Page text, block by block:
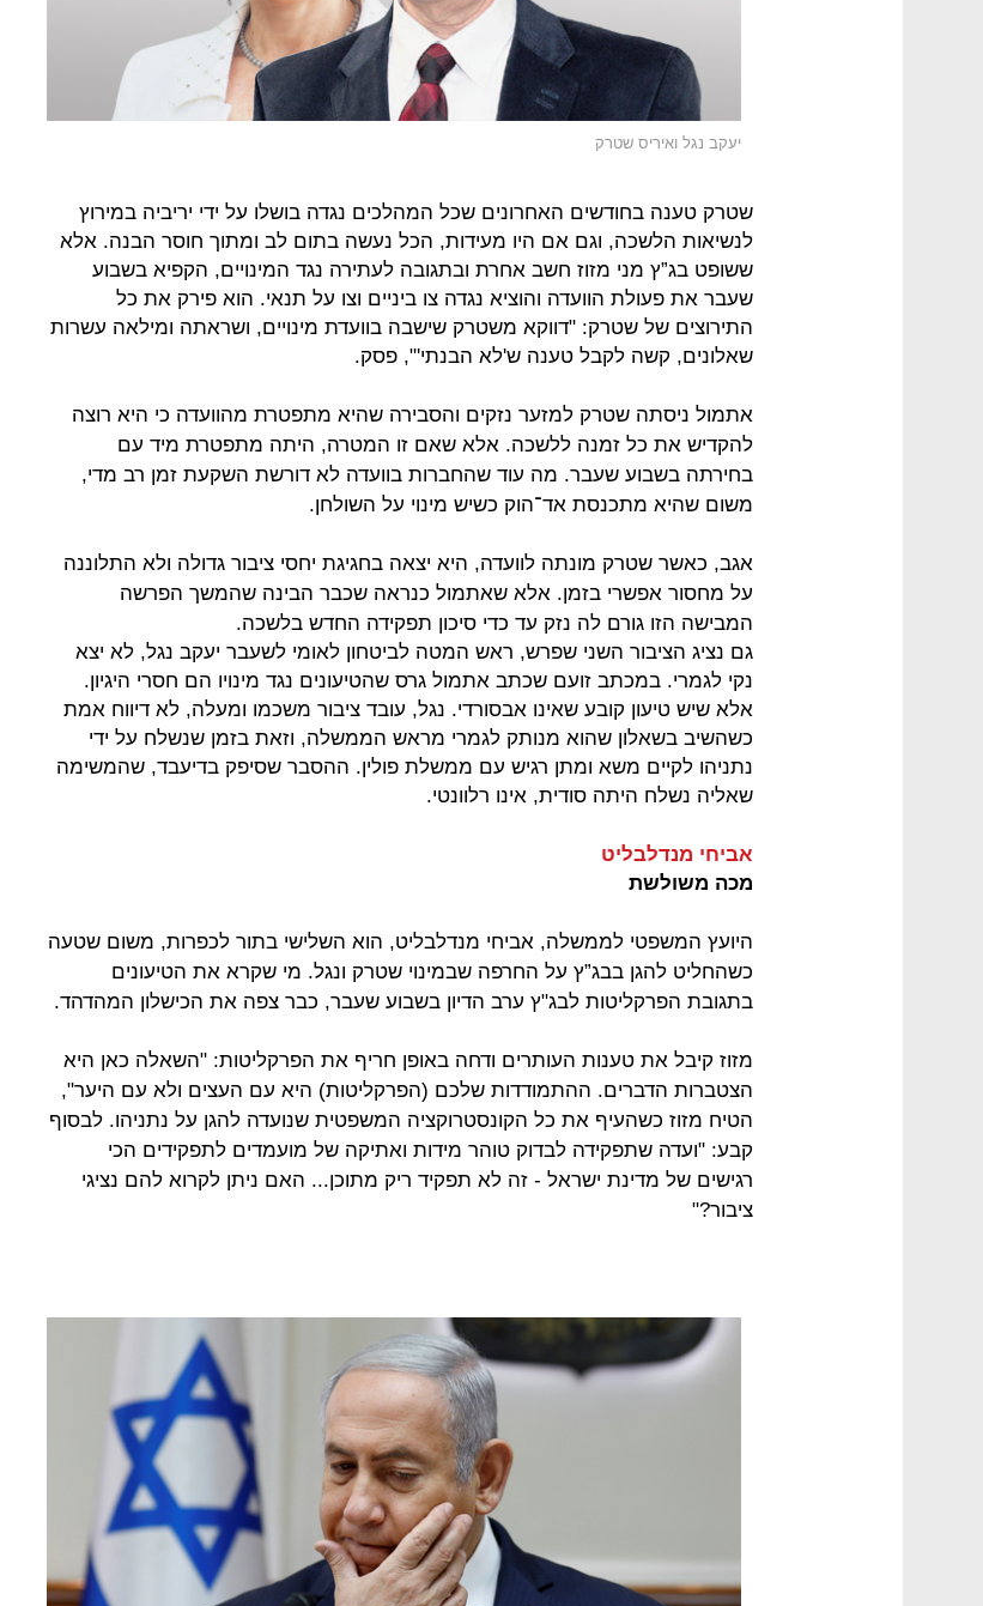
יעקב נגל ואיריס שטרק
שטרק טענה בחודשים האחרונים שכל המהלכים נגדה בושלו על ידי יריביה במירוץ
לנשיאות הלשכה, וגם אם היו מעידות, הכל נעשה בתום לב ומתוך חוסר הבנה. אלא
ששופט בג”ץ מני מזוז חשב אחרת ובתגובה לעתירה נגד המינויים, הקפיא בשבוע
שעבר את פעולת הוועדה והוציא נגדה צו ביניים וצו על תנאי. הוא פירק את כל
התירוצים של שטרק: "דווקא משטרק שישבה בוועדת מינויים, ושראתה ומילאה עשרות
שאלונים, קשה לקבל טענה ש'לא הבנתי'", פסק.
אתמול ניסתה שטרק למזער נזקים והסבירה שהיא מתפטרת מהוועדה כי היא רוצה
להקדיש את כל זמנה ללשכה. אלא שאם זו המטרה, היתה מתפטרת מיד עם
בחירתה בשבוע שעבר. מה עוד שהחברות בוועדה לא דורשת השקעת זמן רב מדי,
משום שהיא מתכנסת אד־הוק כשיש מינוי על השולחן.
אגב, כאשר שטרק מונתה לוועדה, היא יצאה בחגיגת יחסי ציבור גדולה ולא התלוננה
על מחסור אפשרי בזמן. אלא שאתמול כנראה שכבר הבינה שהמשך הפרשה
המבישה הזו גורם לה נזק עד כדי סיכון תפקידה החדש בלשכה.
גם נציג הציבור השני שפרש, ראש המטה לביטחון לאומי לשעבר יעקב נגל, לא יצא
נקי לגמרי. במכתב זועם שכתב אתמול גרס שהטיעונים נגד מינויו הם חסרי היגיון.
אלא שיש טיעון קובע שאינו אבסורדי. נגל, עובד ציבור משכמו ומעלה, לא דיווח אמת
כשהשיב בשאלון שהוא מנותק לגמרי מראש הממשלה, וזאת בזמן שנשלח על ידי
נתניהו לקיים משא ומתן רגיש עם ממשלת פולין. ההסבר שסיפק בדיעבד, שהמשימה
שאליה נשלח היתה סודית, אינו רלוונטי.
אביחי מנדלבליט
מכה משולשת
היועץ המשפטי לממשלה, אביחי מנדלבליט, הוא השלישי בתור לכפרות, משום שטעה
כשהחליט להגן בבג”ץ על החרפה שבמינוי שטרק ונגל. מי שקרא את הטיעונים
בתגובת הפרקליטות לבג"ץ ערב הדיון בשבוע שעבר, כבר צפה את הכישלון המהדהד.
מזוז קיבל את טענות העותרים ודחה באופן חריף את הפרקליטות: "השאלה כאן היא
הצטברות הדברים. ההתמודדות שלכם (הפרקליטות) היא עם העצים ולא עם היער",
הטיח מזוז כשהעיף את כל הקונסטרוקציה המשפטית שנועדה להגן על נתניהו. לבסוף
קבע: "ועדה שתפקידה לבדוק טוהר מידות ואתיקה של מועמדים לתפקידים הכי
רגישים של מדינת ישראל - זה לא תפקיד ריק מתוכן... האם ניתן לקרוא להם נציגי
ציבור?"